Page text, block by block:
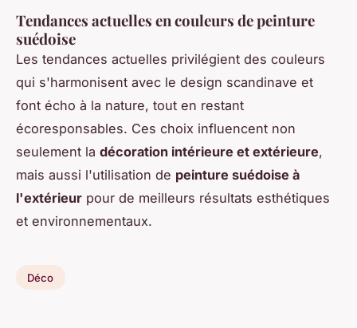
Tendances actuelles en couleurs de peinture
suédoise
Les tendances actuelles privilégient des couleurs
qui s'harmonisent avec le design scandinave et
font écho à la nature, tout en restant
écoresponsables. Ces choix influencent non
seulement la décoration intérieure et extérieure,
mais aussi l'utilisation de peinture suédoise à
l'extérieur pour de meilleurs résultats esthétiques
et environnementaux.
Déco